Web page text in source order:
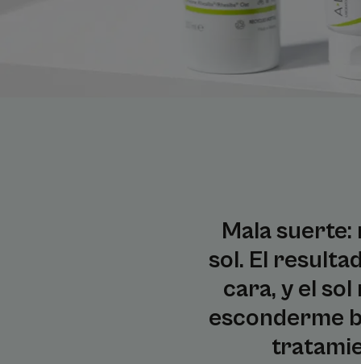
Mala suerte:
sol. El
cara, y el
esconderme